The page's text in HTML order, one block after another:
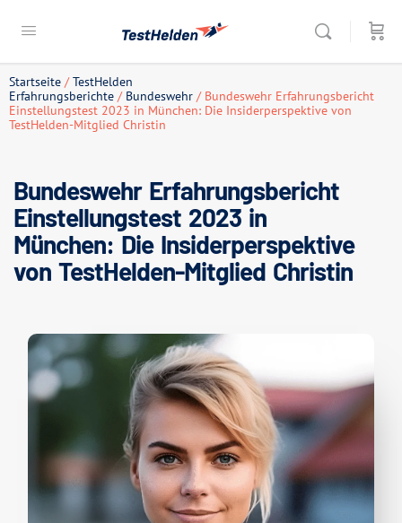
Startseite /TestHelden
Erfahrungsberichte / Bundeswehr / Bundeswehr Erfahrungsbericht
Einstellungstest 2023 in München: Die Insiderperspektive von
TestHelden-Mitglied Christin
Bundeswehr Erfahrungsbericht
Einstellungstest 2023 in
München: Die Insiderperspektive
von TestHelden-Mitglied Christin